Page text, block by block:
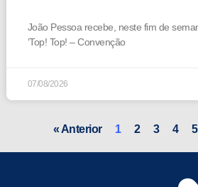
João Pessoa recebe, neste fim de
‘Top! Top! – Convenção
07/08/2026
« Anterior 1 2 3 4 5